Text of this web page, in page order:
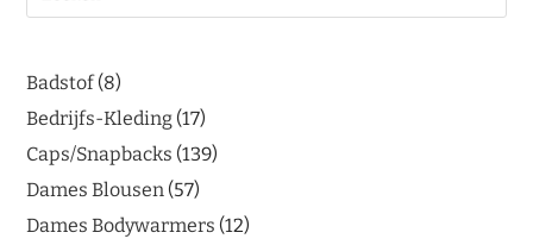
Badstof 8
Bedrijfs-Kleding 17
Caps/Snapbacks 139
Dames Blousen 57
Dames Bodywarmers 12